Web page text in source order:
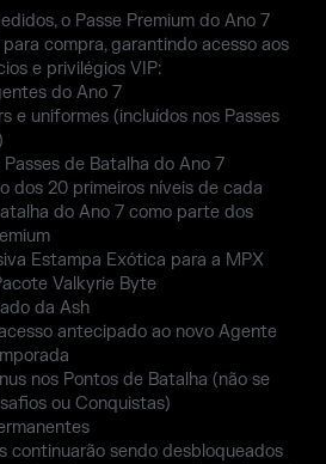
o Passe Premium do Ano 7
compra, garantindo acesso aos
e privilégios VIP:
do Ano 7
e uniformes (incluídos nos Passes
de Batalha do Ano 7
dos 20 primeiros níveis de cada
do Ano 7 como parte dos
Estampa Exótica para a MPX
Valkyrie Byte
da Ash
antecipado ao novo Agente
nos Pontos de Batalha (não se
ou Conquistas)
continuarão sendo desbloqueados